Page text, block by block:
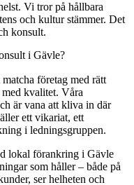
Vi tror på hållbara
och kultur stämmer. Det
konsult.
i Gävle?
företag med rätt
kvalitet. Våra
är vana att kliva in där
ett vikariat, ett
i ledningsgruppen.
lokal förankring i Gävle
som håller – både på
ser helheten och